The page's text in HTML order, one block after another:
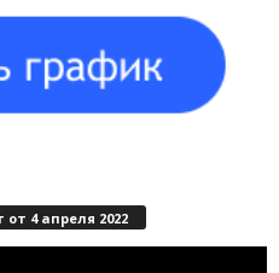
4 апреля 2022